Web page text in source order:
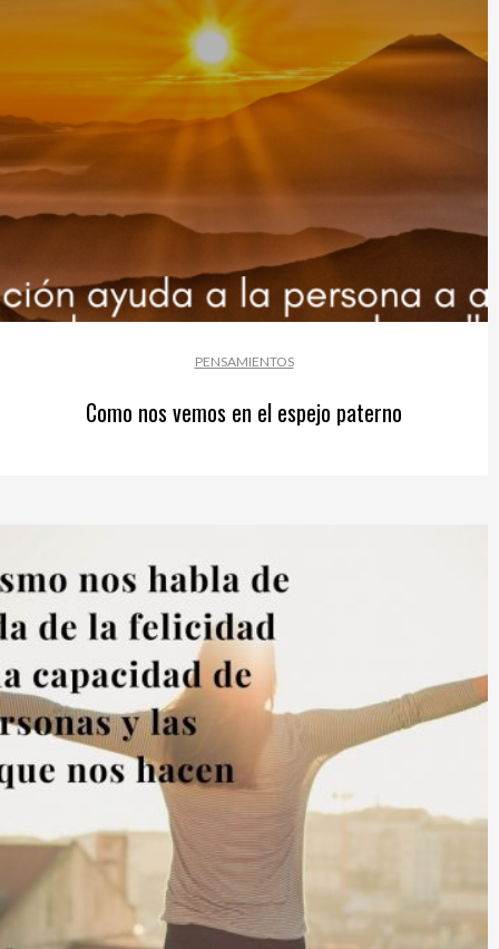
PENSAMIENTOS
Como nos vemos en el espejo paterno